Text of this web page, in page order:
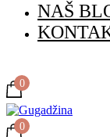
NAŠ
0
0